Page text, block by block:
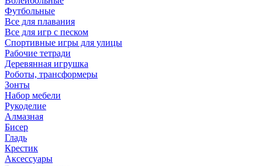
Футбольные
Все для плавания
Все для игр с песком
Спортивные игры для улицы
Рабочие тетради
Деревянная игрушка
Роботы, трансформеры
Зонты
Набор мебели
Рукоделие
Алмазная
Бисер
Гладь
Крестик
Аксессуары